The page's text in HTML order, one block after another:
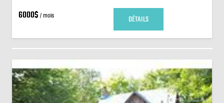
6000$ / mois DÉTAILS